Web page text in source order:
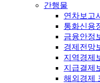
간행물
연차보고
통화신용
금융안정
경제전망
지역경제
지급결제
해외경제